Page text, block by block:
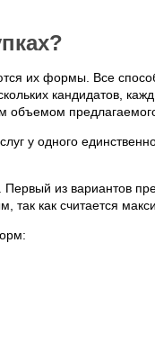
их формы. Все
кандидатов,
предлагаемого
у одного
из вариантов
как считается